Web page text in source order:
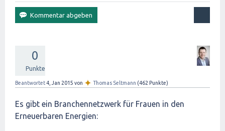
0
Punkte
Beantwortet4, Jan 2015 von ✦ Thomas Seltmann (462 Punkte)
Es gibt ein Branchennetzwerk für Frauen in den
Erneuerbaren Energien: